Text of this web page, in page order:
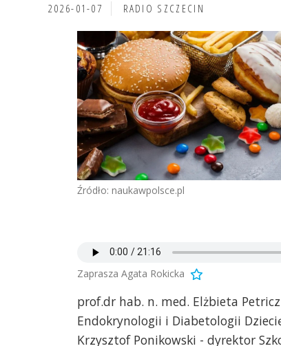
2026-01-07 RADIO SZCZECIN
Źródło: naukawpolsce.pl
Zaprasza Agata Rokicka
prof.dr hab. n. med. Elżbieta
Endokrynologii i Diabetologii
Krzysztof Ponikowski - dyrektor